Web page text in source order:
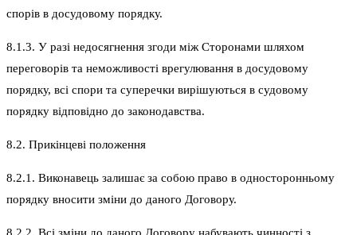
спорів в досудовому порядку.
8.1.3. У разі недосягнення згоди між Сторонами шляхом
переговорів та неможливості врегулювання в досудовому
порядку, всі спори та суперечки вирішуються в судовому
порядку відповідно до законодавства.
8.2. Прикінцеві положення
8.2.1. Виконавець залишає за собою право в односторонньому
порядку вносити зміни до даного Договору.